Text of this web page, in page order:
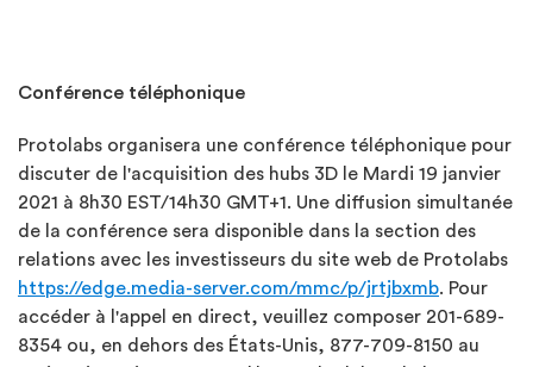
Conférence téléphonique
Protolabs organisera une conférence téléphonique pour
discuter de l'acquisition des hubs 3D le Mardi 19 janvier
2021 à 8h30 EST/14h30 GMT+1. Une diffusion simultanée
de la conférence sera disponible dans la section des
relations avec les investisseurs du site web de Protolabs
https://edge.media-server.com/mmc/p/jrtjbxmb. Pour
accéder à l'appel en direct, veuillez composer 201-689-
8354 ou, en dehors des États-Unis, 877-709-8150 au